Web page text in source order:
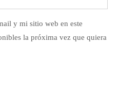
y mi sitio web en este
la próxima vez que quiera